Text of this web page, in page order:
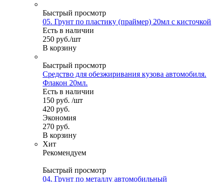
Быстрый просмотр
05. Грунт по пластику (праймер) 20мл с кисточкой
Есть в наличии
250 руб./шт
В корзину
Быстрый просмотр
Средство для обезжиривания кузова автомобиля.
Флакон 20мл.
Есть в наличии
150 руб. /шт
420 руб.
Экономия
270 руб.
В корзину
Хит
Рекомендуем
Быстрый просмотр
04. Грунт по металлу автомобильный